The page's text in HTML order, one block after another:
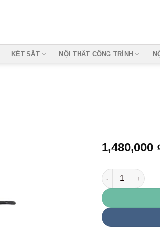
KÉT SẮT NỘI THẤT CÔNG TRÌNH
1,480,000
GL214 số lượng